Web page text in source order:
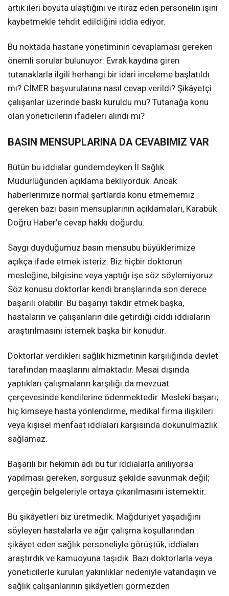
artık ileri boyuta ulaştığını ve itiraz eden personelin işini
kaybetmekle tehdit edildiğini iddia ediyor.
Bu noktada hastane yönetiminin cevaplaması gereken
önemli sorular bulunuyor: Evrak kaydına giren
tutanaklarla ilgili herhangi bir idari inceleme başlatıldı
mı? CİMER başvurularına nasıl cevap verildi? Şikâyetçi
çalışanlar üzerinde baskı kuruldu mu? Tutanağa konu
olan yöneticilerin ifadeleri alındı mı?
BASIN MENSUPLARINA DA CEVABIMIZ VAR
Bütün bu iddialar gündemdeyken İl Sağlık
Müdürlüğünden açıklama bekliyorduk. Ancak
haberlerimize normal şartlarda konu etmememiz
gereken bazı basın mensuplarının açıklamaları, Karabük
Doğru Haber’e cevap hakkı doğurdu.
Saygı duyduğumuz basın mensubu büyüklerimize
açıkça ifade etmek isteriz: Biz hiçbir doktorun
mesleğine, bilgisine veya yaptığı işe söz söylemiyoruz.
Söz konusu doktorlar kendi branşlarında son derece
başarılı olabilir. Bu başarıyı takdir etmek başka,
hastaların ve çalışanların dile getirdiği ciddi iddiaların
araştırılmasını istemek başka bir konudur.
Doktorlar verdikleri sağlık hizmetinin karşılığında devlet
tarafından maaşlarını almaktadır. Mesai dışında
yaptıkları çalışmaların karşılığı da mevzuat
çerçevesinde kendilerine ödenmektedir. Mesleki başarı;
hiç kimseye hasta yönlendirme, medikal firma ilişkileri
veya kişisel menfaat iddiaları karşısında dokunulmazlık
sağlamaz.
Başarılı bir hekimin adı bu tür iddialarla anılıyorsa
yapılması gereken, sorgusuz şekilde savunmak değil;
gerçeğin belgeleriyle ortaya çıkarılmasını istemektir.
Bu şikâyetleri biz üretmedik. Mağduriyet yaşadığını
söyleyen hastalarla ve ağır çalışma koşullarından
şikâyet eden sağlık personeliyle görüştük, iddiaları
araştırdık ve kamuoyuna taşıdık. Bazı doktorlarla veya
yöneticilerle kurulan yakınlıklar nedeniyle vatandaşın ve
sağlık çalışanlarının şikâyetleri görmezden